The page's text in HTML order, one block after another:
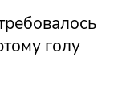
голу